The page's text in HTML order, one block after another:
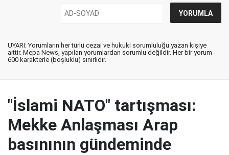
UYARI: Yorumların her türlü cezai ve hukuki sorumluluğu yazan kişiye
aittir. Mepa News, yapılan yorumlardan sorumlu değildir. Her bir yorum
600 karakterle (boşluklu) sınırlıdır.
"İslami NATO" tartışması:
Mekke Anlaşması Arap
basınının gündeminde